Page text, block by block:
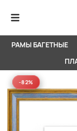
РАМЫ БАГЕТНЫЕ
-82%
-82%